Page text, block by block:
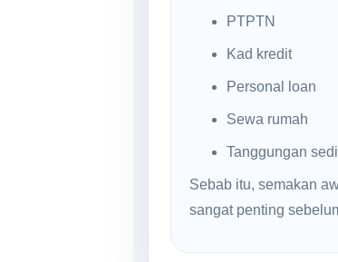
PTPTN
Kad kredit
Personal loan
Sewa rumah
Tanggungan
Sebab itu, semakan
sangat penting